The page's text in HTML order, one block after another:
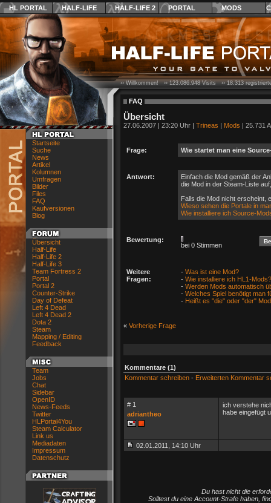
HL PORTAL HALF-LIFE HALF-LIFE 2 PORTAL MODS
Startseite
Suche
News
Artikel
Kolumnen
Umfragen
Bilder
Files
FAQ
Kaufversionen
Blog
Übersicht
Half-Life
Half-Life 2
Half-Life 3
Team Fortress 2
Portal
Portal 2
Counter-Strike
Day of Defeat
Left 4 Dead
Left 4 Dead 2
Dota 2
Steam
Mapping / Editing
Feedback
Team
Jobs
Chat
Sidebar
OpenID
News-Feeds
Twitter
HLPortal4You
Steam Calculator
Link us
Mediadaten
Impressum
Datenschutz
›› Willkommen! ››123.086.948Visits ››18.313
FAQ
Übersicht
27.06.2007 | 23:20 Uhr | Trineas | Mods | 25.731
Frage: Wie startet man eine
Antwort:
Einfach die Mod gemäß der
die Mod in der Steam-Liste
Falls die Mod nicht erscheint,
Wieso sehen die Portale in
Wie installiere ich Source-
Bewertung:
bei 0 Stimmen
Weitere
Fragen:
- Was ist eine Mod?
- Wie installiere ich HL1-Mods?
- Werden Mods automatisch
- Welches Spiel benötigt man
- Heißt es "die" oder "der"
« Vorherige Frage
Kommentare (1)
Kommentar schreiben - Erweiterten Kommentar
# 1
adriantheo
ich verstehe
habe eingefügt
02.01.2011, 14:10 Uhr
Du hast nicht die
Solltest du eine Account-Strafe haben,